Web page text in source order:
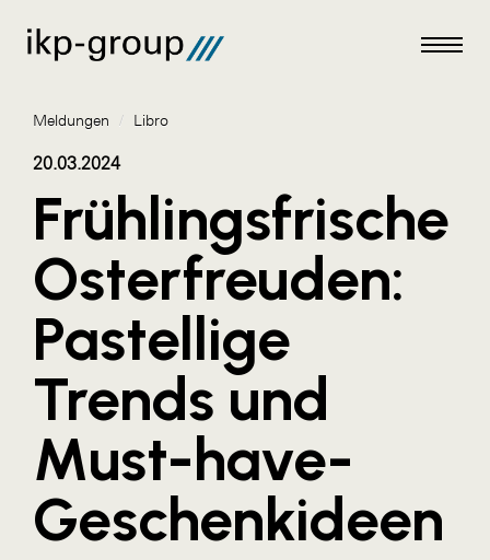
Meldungen
AKTUELLES
ACO
ALEX Krems
Amazon Web Services
Artweger
AustroCel Hallein
Blaguss
Meldungen / Libro
20.03.2024
Frühlingsfrische
Osterfreuden:
Pastellige
Trends und
Must-have-
Geschenkideen